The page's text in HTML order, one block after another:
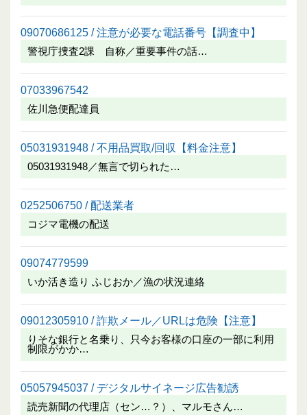
09070686125 / 注意が必要な電話番号【調査中】
警視庁捜査2課 自称／重要事件の話…
07033967542
佐川急便配達員
05031931948 / 不用品買取/回収【料金注意】
05031931948／無言で切られた…
0252506750 / 配送業者
コジマ電機の配送
09074779599
いか活き造り ふじおか／漁の状況連絡
09012305910 / 詐欺メール／URLは危険【注意】
りそな銀行と名乗り、只今お客様の口座の一部に利用
制限がかか…
05057945037 / デジタルサイネージ広告勧誘
読売新聞の代理店（セン…？）、マルモさん…